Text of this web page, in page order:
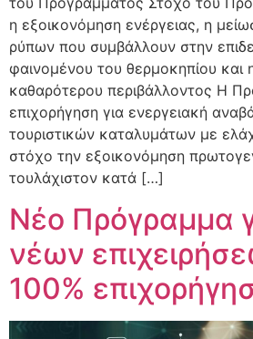
η εξοικονόμηση ενέργειας, η
ρύπων που συμβάλλουν στην
φαινομένου του θερμοκηπίου και
καθαρότερου περιβάλλοντος Η
επιχορήγηση για ενεργειακή
τουριστικών καταλυμάτων με
στόχο την εξοικονόμηση
τουλάχιστον κατά […]
Νέο Πρόγραμμα
νέων
100%